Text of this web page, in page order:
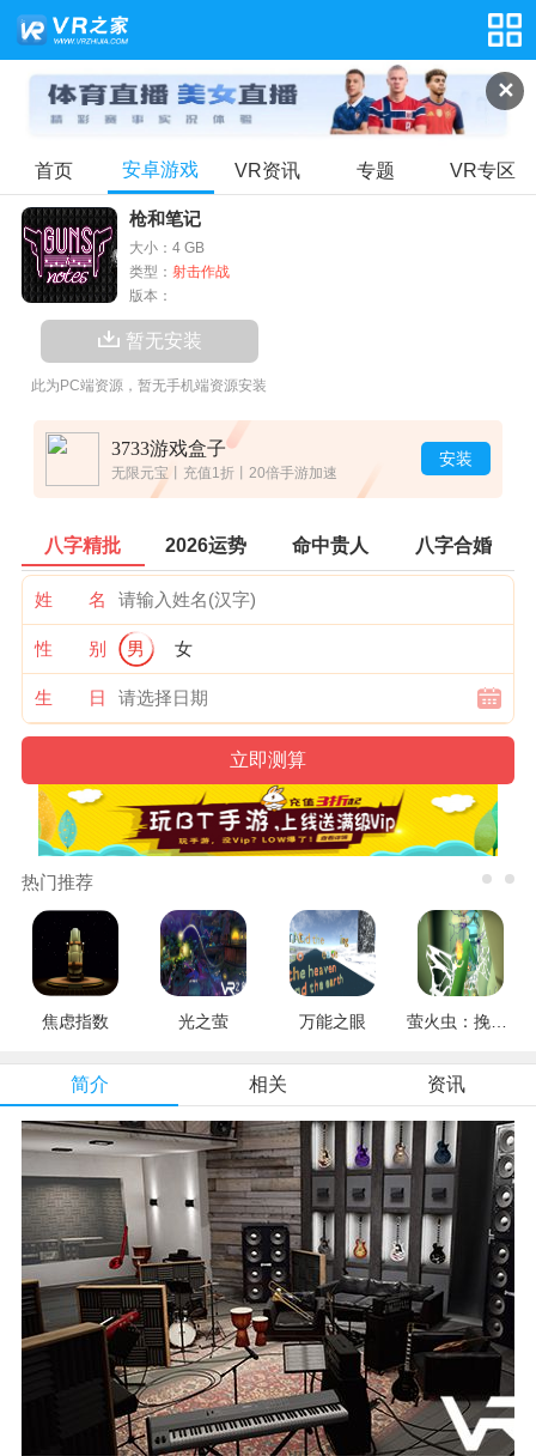
✕
首页 安卓游戏 VR资讯 专题 VR专区
枪和笔记
大小：4 GB
类型： 射击作战
版本：
暂无安装
此为PC端资源，暂无手机端资源安装
3733游戏盒子
无限元宝丨充值1折丨20倍手游加速
安装
八字精批 2026运势 命中贵人 八字合婚
姓 名
性 别 男 女
生 日
热门推荐
焦虑指数 光之萤 万能之眼
简介 相关 资讯